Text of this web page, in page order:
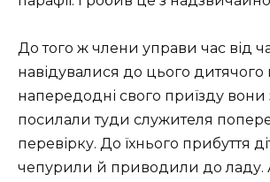
До того ж члени управи час від
навідувалися до цього дитячого
напередодні свого приїзду
посилали туди служителя
перевірку. До їхнього прибуття
чепурили й приводили до ладу.